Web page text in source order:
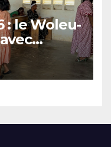
: le Woleu-